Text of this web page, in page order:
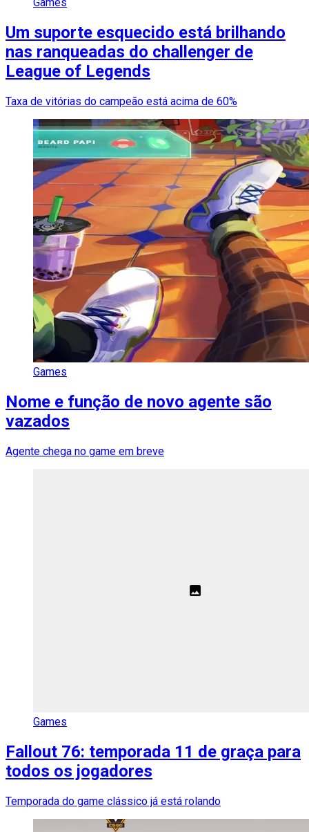
Um suporte esquecido está brilhando
nas ranqueadas do challenger de
League of Legends
Taxa de vitórias do campeão está acima de 60%
Games
Nome e função de novo agente são
vazados
Agente chega no game em breve
Games
Fallout 76: temporada 11 de graça para
todos os jogadores
Temporada do game clássico já está rolando